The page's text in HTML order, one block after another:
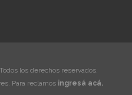
los derechos reservados.
Para reclamos ingresá acá.